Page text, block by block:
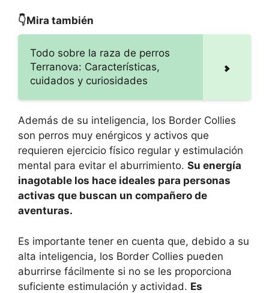
👇Mira también
Todo sobre la raza de perros
Terranova: Características,
cuidados y curiosidades
Además de su inteligencia, los Border Collies
son perros muy enérgicos y activos que
requieren ejercicio físico regular y estimulación
mental para evitar el aburrimiento. Su energía
inagotable los hace ideales para personas
activas que buscan un compañero de
aventuras.
Es importante tener en cuenta que, debido a su
alta inteligencia, los Border Collies pueden
aburrirse fácilmente si no se les proporciona
suficiente estimulación y actividad. Es